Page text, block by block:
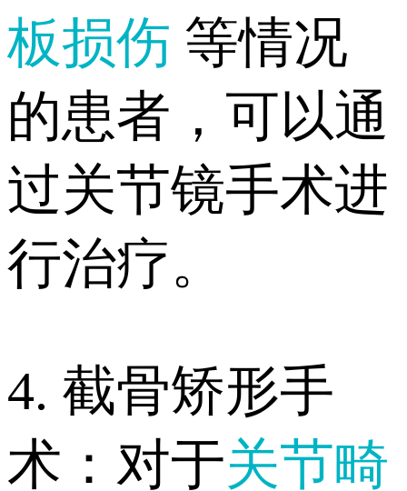
板损伤 等情况
的患者，可以通
过关节镜手术进
行治疗。
4. 截骨矫形手
术：对于关节畸